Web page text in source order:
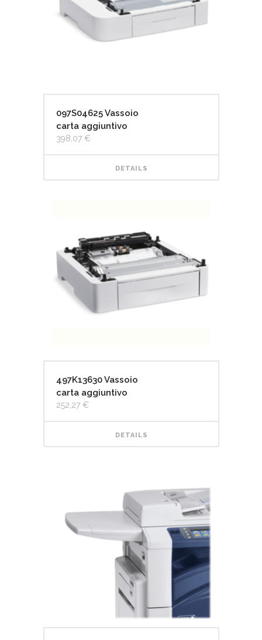
097S04625 Vassoio
carta aggiuntivo
398,07 €
DETAILS
497K13630 Vassoio
carta aggiuntivo
252,27 €
DETAILS